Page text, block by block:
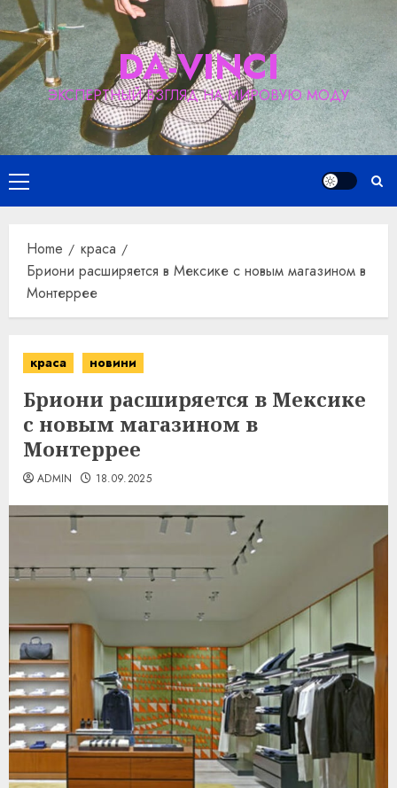
Skip
to
content
DA-VINCI
ЭКСПЕРТНЫЙ ВЗГЛЯД НА МИРОВУЮ МОДУ
Primary
Menu
Home
краса
Бриони расширяется в Мексике с новым магазином в
Монтеррее
краса новини
Бриони расширяется в Мексике
с новым магазином в
Монтеррее
ADMIN 18.09.2025